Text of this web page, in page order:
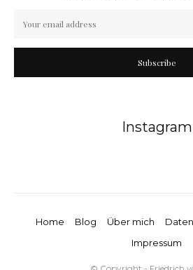
Subscribe
Instagram
Home Blog Über mich
Impressum